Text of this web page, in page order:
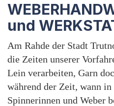
und
Am Rahde der Stadt
die Zeiten unserer
Lein verarbeiten, Garn
während der Zeit, wann in
Spinnerinnen und Weber